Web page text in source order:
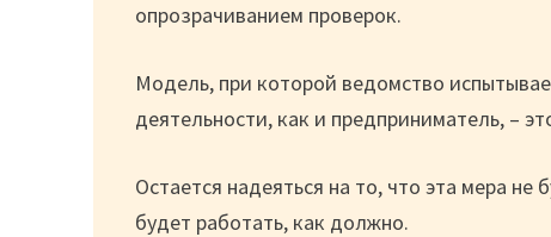
опрозрачиванием проверок.
Модель, при которой ведомство
деятельности, как и предприниматель, –
Остается надеяться на то, что эта мера
будет работать, как должно.